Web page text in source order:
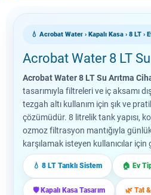
💧 Acrobat Water › Kapalı Kasa › 8 LT ›
Acrobat Water 8 LT Su
Acrobat Water 8 LT Su Arıtma
tasarımıyla filtreleri ve iç aksamı
tezgah altı kullanım için şık ve
çözümüdür. 8 litrelik tank yapısı,
ozmoz filtrasyon mantığıyla
karşılamak isteyen kullanıcılar
💧 8 LT Tanklı Sistem 🏠 Ev
🛡️ Kapalı Kasa Tasarım 🌿 Tat